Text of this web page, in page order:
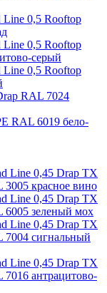
0,5 Rooftop
0,5 Rooftop
серый
0,5 Rooftop
RAL 7024
RAL 6019 бело-
Line 0,45 Drap TX
3005 красное вино
Line 0,45 Drap TX
6005 зеленый мох
Line 0,45 Drap TX
7004 сигнальный
Line 0,45 Drap TX
7016 антрацитово-